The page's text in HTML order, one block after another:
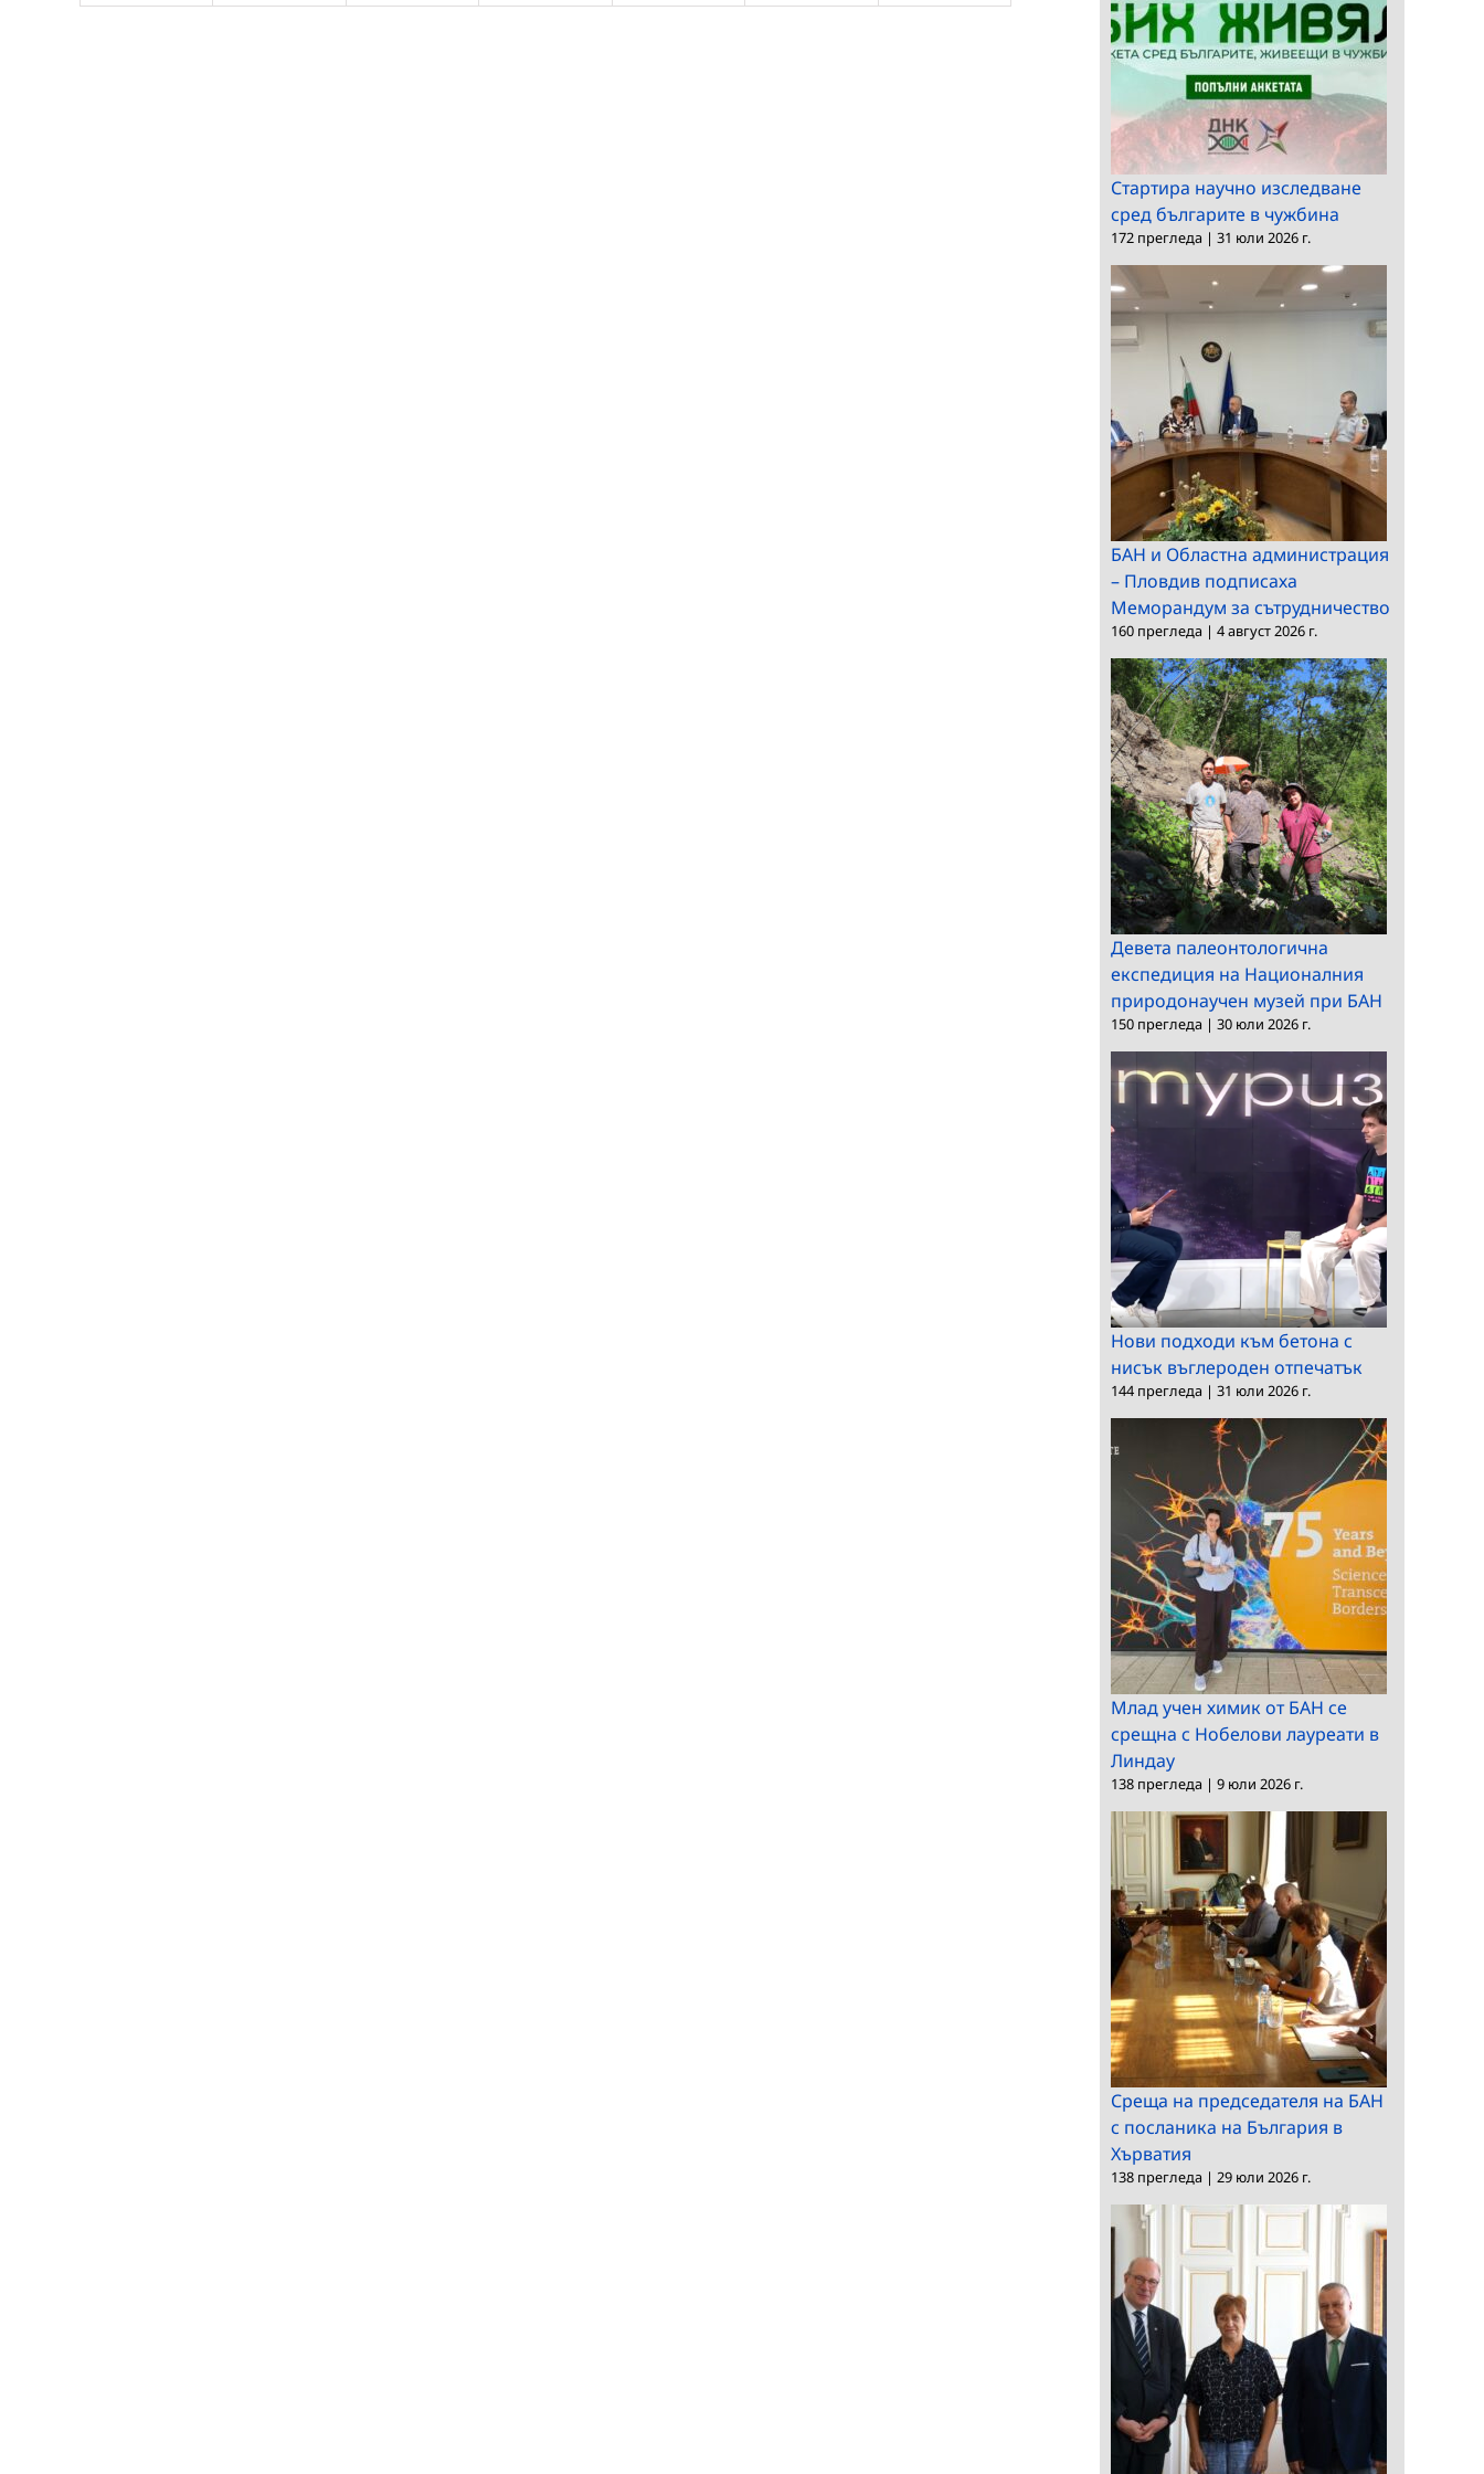
Стартира научно изследване
сред българите в чужбина
172 прегледа | 31 юли 2026 г.
БАН и Областна администрация
– Пловдив подписаха
Меморандум за сътрудничество
160 прегледа | 4 август 2026 г.
Девета палеонтологична
експедиция на Националния
природонаучен музей при БАН
150 прегледа | 30 юли 2026 г.
Нови подходи към бетона с
нисък въглероден отпечатък
144 прегледа | 31 юли 2026 г.
Млад учен химик от БАН се
срещна с Нобелови лауреати в
Линдау
138 прегледа | 9 юли 2026 г.
Среща на председателя на БАН
с посланика на България в
Хърватия
138 прегледа | 29 юли 2026 г.